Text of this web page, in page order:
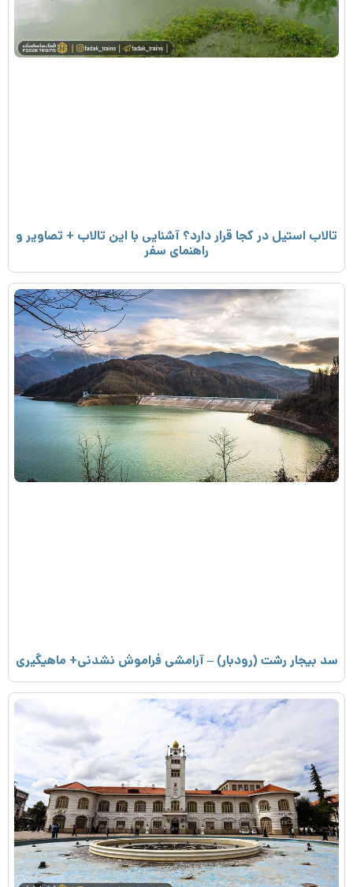
تالاب استیل در کجا قرار دارد؟ آشنایی با این تالاب + تصاویر و
راهنمای سفر
سد بیجار رشت (رودبار) – آرامشی فراموش نشدنی+ ماهیگیری